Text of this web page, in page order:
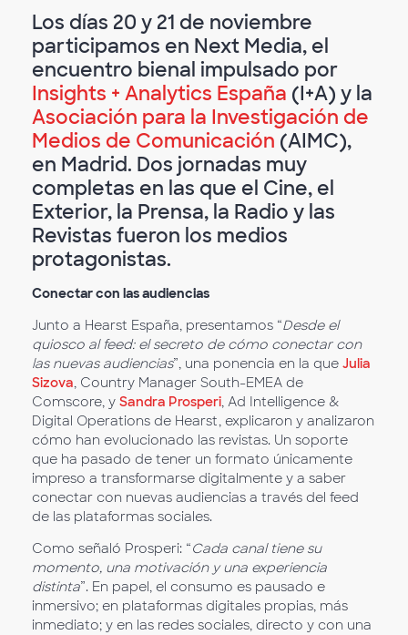
Los días 20 y 21 de noviembre
participamos en Next Media, el
encuentro bienal impulsado por
Insights + Analytics España (I+A) y la
Asociación para la Investigación de
Medios de Comunicación (AIMC),
en Madrid. Dos jornadas muy
completas en las que el Cine, el
Exterior, la Prensa, la Radio y las
Revistas fueron los medios
protagonistas.
Conectar con las audiencias
Junto a Hearst España, presentamos “Desde el
quiosco al feed: el secreto de cómo conectar con
las nuevas audiencias”, una ponencia en la que Julia
Sizova, Country Manager South-EMEA de
Comscore, y Sandra Prosperi, Ad Intelligence &
Digital Operations de Hearst, explicaron y analizaron
cómo han evolucionado las revistas. Un soporte
que ha pasado de tener un formato únicamente
impreso a transformarse digitalmente y a saber
conectar con nuevas audiencias a través del feed
de las plataformas sociales.
Como señaló Prosperi: “Cada canal tiene su
momento, una motivación y una experiencia
distinta”. En papel, el consumo es pausado e
inmersivo; en plataformas digitales propias, más
inmediato; y en las redes sociales, directo y con una